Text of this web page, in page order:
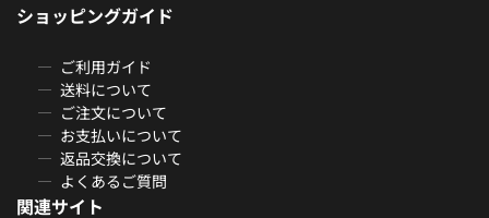
ショッピングガイド
ご利用ガイド
送料について
ご注文について
お支払いについて
返品交換について
よくあるご質問
関連サイト